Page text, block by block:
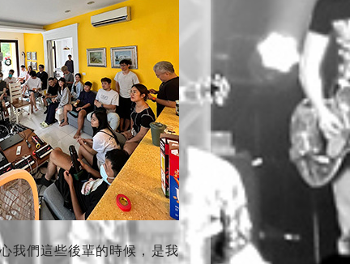
我們這些後輩的時候，是我